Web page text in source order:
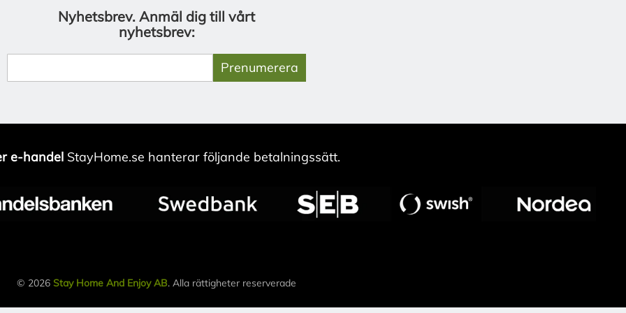
Nyhetsbrev. Anmäl dig till vårt
nyhetsbrev:
Prenumerera
e-handelStayHome.se hanterar följande betalningssätt.
© 2026 Stay Home And Enjoy AB. Alla rättigheter reserverade